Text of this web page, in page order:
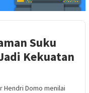
Suku
Kekuatan
Hendri Domo menilai